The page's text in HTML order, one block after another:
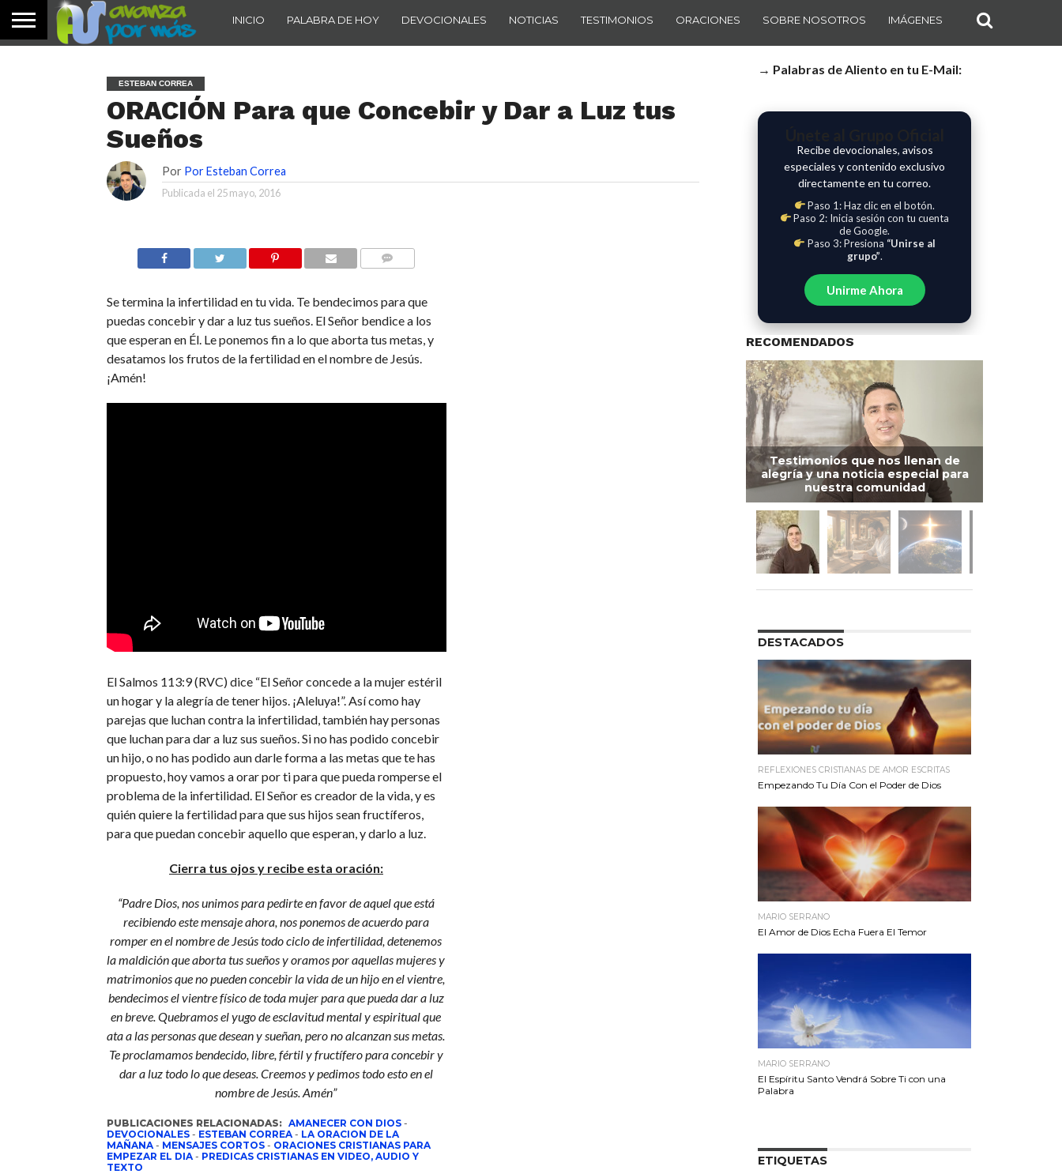
INICIO PALABRA DE HOY DEVOCIONALES NOTICIAS TESTIMONIOS ORACIONES SOBRE NOSOTROS IMÁGENES
ESTEBAN CORREA
ORACIÓN Para que Concebir y Dar a Luz tus
Sueños
Por Por Esteban Correa
Publicada el 25 mayo, 2016
Se termina la infertilidad en tu vida. Te bendecimos para que
puedas concebir y dar a luz tus sueños. El Señor bendice a los
que esperan en Él. Le ponemos fin a lo que aborta tus metas, y
desatamos los frutos de la fertilidad en el nombre de Jesús.
¡Amén!
El Salmos 113:9 (RVC) dice “El Señor concede a la mujer estéril
un hogar y la alegría de tener hijos. ¡Aleluya!”. Así como hay
parejas que luchan contra la infertilidad, también hay personas
que luchan para dar a luz sus sueños. Si no has podido concebir
un hijo, o no has podido aun darle forma a las metas que te has
propuesto, hoy vamos a orar por ti para que pueda romperse el
problema de la infertilidad. El Señor es creador de la vida, y es
quién quiere la fertilidad para que sus hijos sean fructíferos,
para que puedan concebir aquello que esperan, y darlo a luz.
Cierra tus ojos y recibe esta oración:
“Padre Dios, nos unimos para pedirte en favor de aquel que está
recibiendo este mensaje ahora, nos ponemos de acuerdo para
romper en el nombre de Jesús todo ciclo de infertilidad, detenemos
la maldición que aborta tus sueños y oramos por aquellas mujeres y
matrimonios que no pueden concebir la vida de un hijo en el vientre,
bendecimos el vientre físico de toda mujer para que pueda dar a luz
en breve. Quebramos el yugo de esclavitud mental y espiritual que
ata a las personas que desean y sueñan, pero no alcanzan sus metas.
Te proclamamos bendecido, libre, fértil y fructífero para concebir y
dar a luz todo lo que deseas. Creemos y pedimos todo esto en el
nombre de Jesús. Amén”
PUBLICACIONES RELACIONADAS: AMANECER CON DIOS-
DEVOCIONALES- ESTEBAN CORREA- LA ORACION DE LA
MAÑANA- MENSAJES CORTOS- ORACIONES CRISTIANAS PARA
EMPEZAR EL DIA- PREDICAS CRISTIANAS EN VIDEO, AUDIO Y
TEXTO
→ Palabras de Aliento en tu E-Mail:
Recibe devocionales, avisos
especiales y contenido exclusivo
directamente en tu correo.
Paso 1: Haz clic en el botón.
Paso 2: Inicia sesión con tu cuenta
de Google.
Paso 3: Presiona “Unirse al
grupo”.
Unirme Ahora
RECOMENDADOS
Testimonios que nos llenan de
alegría y una noticia especial para
nuestra comunidad
DESTACADOS
REFLEXIONES CRISTIANAS DE AMOR ESCRITAS
Empezando Tu Día Con el Poder de Dios
MARIO SERRANO
El Amor de Dios Echa Fuera El Temor
MARIO SERRANO
El Espíritu Santo Vendrá Sobre Ti con una
Palabra
ETIQUETAS